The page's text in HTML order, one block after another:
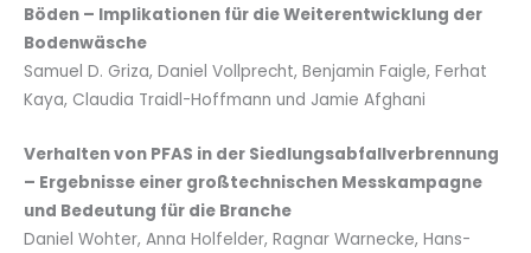
Böden – Implikationen für die Weiterentwicklung der
Bodenwäsche
Samuel D. Griza, Daniel Vollprecht, Benjamin Faigle, Ferhat
Kaya, Claudia Traidl-Hoffmann und Jamie Afghani
Verhalten von PFAS in der Siedlungsabfallverbrennung
– Ergebnisse einer großtechnischen Messkampagne
und Bedeutung für die Branche
Daniel Wohter, Anna Holfelder, Ragnar Warnecke, Hans-